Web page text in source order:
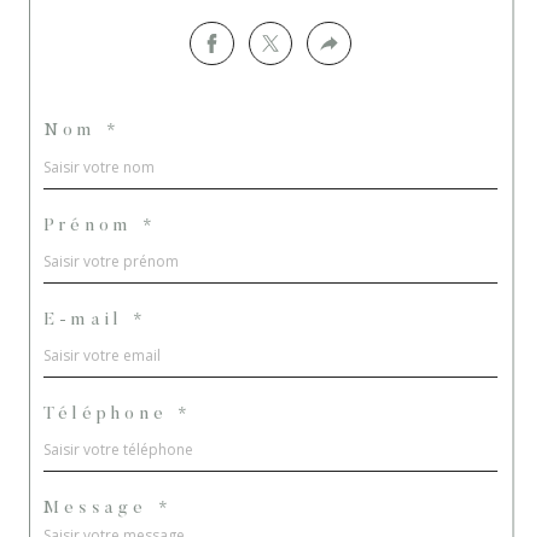
Nom *
Prénom *
E-mail *
Téléphone *
Message *